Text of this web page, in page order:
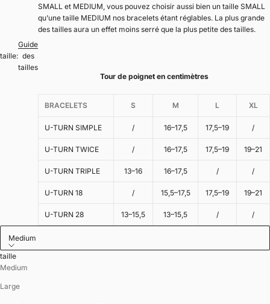
taille:
Guide
des
tailles
SMALL et MEDIUM, vous pouvez choisir aussi bien un taille SMALL
qu’une taille MEDIUM nos bracelets étant réglables. La plus grande
des tailles aura un effet moins serré que la plus petite des tailles.
Tour de poignet en centimètres
BRACELETS S M L XL
U-TURN SIMPLE / 16–17,5 17,5–19 /
U-TURN TWICE / 16–17,5 17,5–19 19–21
U-TURN TRIPLE 13–16 16–17,5 / /
U-TURN 18 / 15,5–17,5 17,5–19 19–21
U-TURN 28 13–15,5 13–15,5 / /
Medium
taille
Medium
Large